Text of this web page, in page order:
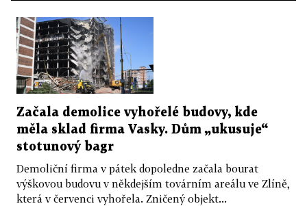
Začala demolice vyhořelé budovy, kde
měla sklad firma Vasky. Dům „ukusuje“
stotunový bagr
Demoliční firma v pátek dopoledne začala bourat
výškovou budovu v někdejším továrním areálu ve Zlíně,
která v červenci vyhořela. Zničený objekt...